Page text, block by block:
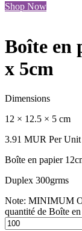
Shop Now
Boîte en
x 5cm
Dimensions
12 × 12.5 × 5 cm
3.91 MUR Per
Boîte en papier
Duplex 300grms
Note: MINIMUM
quantité de Boîte